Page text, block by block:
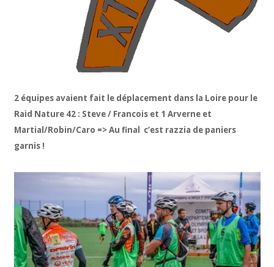
2 équipes avaient fait le déplacement dans la Loire pour le
Raid Nature 42 : Steve / Francois et 1 Arverne et
Martial/Robin/Caro => Au final c’est razzia de paniers
garnis !